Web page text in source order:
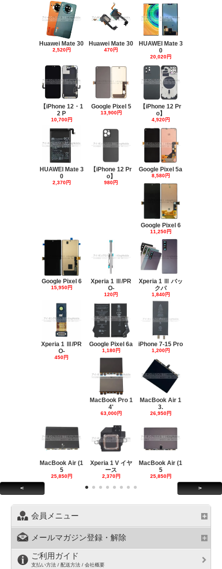
Huawei Mate 30
2,520円
Huawei Mate 30
470円
HUAWEI Mate 3
0
20,020円
【iPhone 12・1
2 P
10,700円
Google Pixel 5
13,900円
【iPhone 12 Pr
o】
4,920円
HUAWEI Mate 3
0
2,370円
【iPhone 12 Pr
o】
980円
Google Pixel 5a
8,580円
Google Pixel 6
11,250円
Google Pixel 6
15,950円
Xperia 1 Ⅲ/PR
O-
120円
Xperia 1 Ⅲ バッ
クパ
1,840円
Xperia 1 Ⅲ/PR
O-
450円
Google Pixel 6a
1,180円
iPhone 7-15 Pro
1,200円
MacBook Pro 1
4'
63,000円
MacBook Air 1
3.
26,950円
MacBook Air (1
5
25,850円
Xperia 1 V イヤ
ース
2,370円
MacBook Air (1
5
25,850円
< >
会員メニュー
メールマガジン登録・解除
ご利用ガイド
支払い方法 / 配送方法 / 会社概要